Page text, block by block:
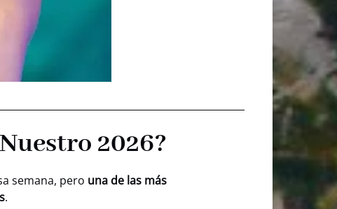
2026?
semana, pero una de las más
.